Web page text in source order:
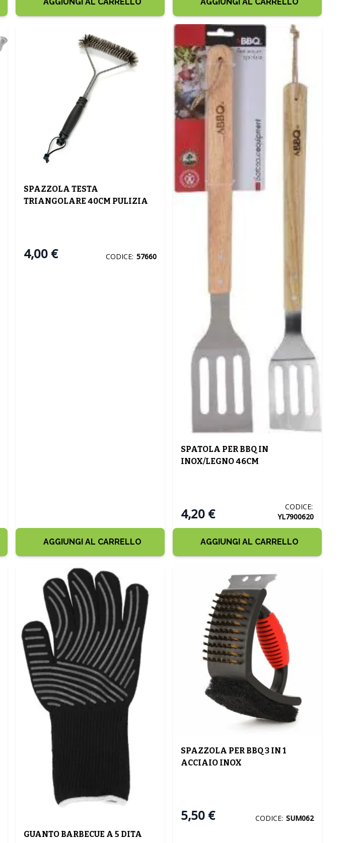
SPAZZOLA TESTA
TRIANGOLARE 40CM PULIZIA
4,00 € CODICE: 57660
AGGIUNGI AL CARRELLO
SPATOLA PER BBQ IN
INOX/LEGNO 46CM
4,20 €
CODICE:
YL7900620
AGGIUNGI AL CARRELLO
GUANTO BARBECUE A 5 DITA
SPAZZOLA PER BBQ 3 IN 1
ACCIAIO INOX
5,50 € CODICE: SUM062